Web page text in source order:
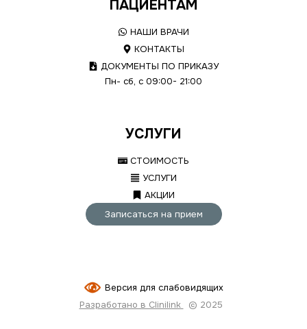
ПАЦИЕНТАМ
НАШИ ВРАЧИ
КОНТАКТЫ
ДОКУМЕНТЫ ПО ПРИКАЗУ
Пн- сб, с 09:00- 21:00
УСЛУГИ
СТОИМОСТЬ
УСЛУГИ
АКЦИИ
Записаться на прием
Версия для слабовидящих
Разработано в Clinilink
© 2025